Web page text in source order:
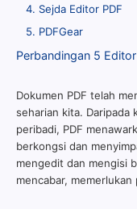
4. Sejda Editor PDF
5. PDFGear
Perbandingan 5
Dokumen PDF telah
seharian kita. Daripada
peribadi, PDF
berkongsi dan
mengedit dan mengisi
mencabar,